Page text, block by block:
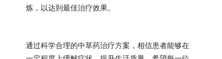
炼，以达到最佳治疗效果。
通过科学合理的中草药治疗方案，相信患者能够在